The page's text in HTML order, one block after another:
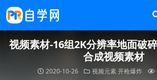
视频素材-16组2K分辨率地面破
合成视频素材
2020-10-26 视频元素开枪爆炸